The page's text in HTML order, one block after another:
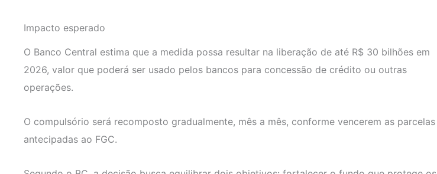
Impacto esperado
O Banco Central estima que a medida possa resultar na liberação de até R$ 30 bilhões em
2026, valor que poderá ser usado pelos bancos para concessão de crédito ou outras
operações.
O compulsório será recomposto gradualmente, mês a mês, conforme vencerem as parcelas
antecipadas ao FGC.